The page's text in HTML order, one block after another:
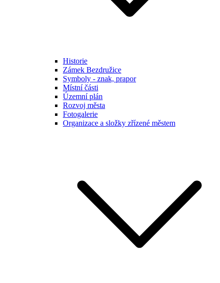
Historie
Zámek Bezdružice
Symboly - znak, prapor
Místní části
Územní plán
Rozvoj města
Fotogalerie
Organizace a složky zřízené městem